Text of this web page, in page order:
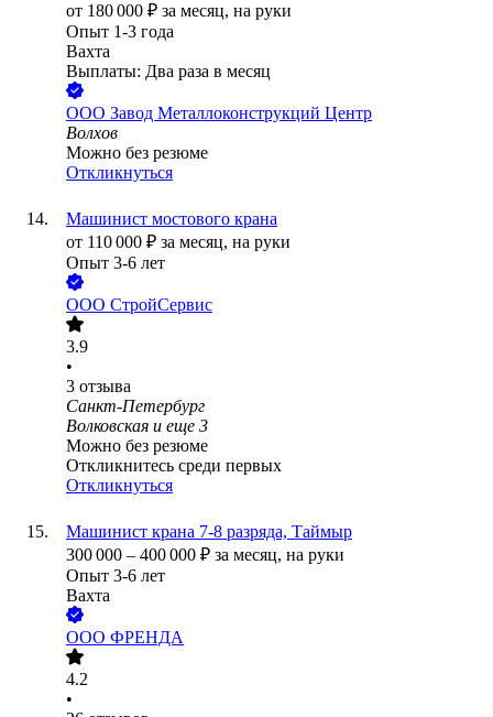
от 180 000 ₽ за месяц, на руки
Опыт 1-3 года
Вахта
Выплаты: Два раза в месяц
ООО Завод Металлоконструкций Центр
Волхов
Можно без резюме
Откликнуться
Машинист мостового крана
от 110 000 ₽ за месяц, на руки
Опыт 3-6 лет
ООО СтройСервис
3.9
•
3 отзыва
Санкт-Петербург
Волковская и еще 3
Можно без резюме
Откликнитесь среди первых
Откликнуться
Машинист крана 7-8 разряда, Таймыр
300 000 – 400 000 ₽ за месяц, на руки
Опыт 3-6 лет
Вахта
ООО ФРЕНДА
4.2
•